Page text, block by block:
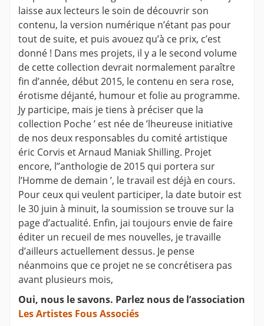
laisse aux lecteurs le soin de découvrir son
contenu, la version numérique n’étant pas pour
tout de suite, et puis avouez qu’à ce prix, c’est
donné ! Dans mes projets, il y a le second volume
de cette collection devrait normalement paraître
fin d’année, début 2015, le contenu en sera rose,
érotisme déjanté, humour et folie au programme.
Jy participe, mais je tiens à préciser que la
collection Poche ’ est née de ’lheureuse initiative
de nos deux responsables du comité artistique
éric Corvis et Arnaud Maniak Shilling. Projet
encore, l’’anthologie de 2015 qui portera sur
l’Homme de demain ’, le travail est déjà en cours.
Pour ceux qui veulent participer, la date butoir est
le 30 juin à minuit, la soumission se trouve sur la
page d’actualité. Enfin, jai toujours envie de faire
éditer un recueil de mes nouvelles, je travaille
d’ailleurs actuellement dessus. Je pense
néanmoins que ce projet ne se concrétisera pas
avant plusieurs mois,
Oui, nous le savons. Parlez nous de l’association
Les Artistes Fous Associés